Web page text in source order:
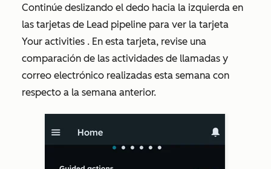
Continúe deslizando el dedo hacia la izquierda en
las tarjetas de Lead pipeline para ver la tarjeta
Your activities . En esta tarjeta, revise una
comparación de las actividades de llamadas y
correo electrónico realizadas esta semana con
respecto a la semana anterior.